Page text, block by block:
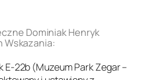
Dominiak Henryk
Wskazania:
E-22b (Muzeum Park Zegar –